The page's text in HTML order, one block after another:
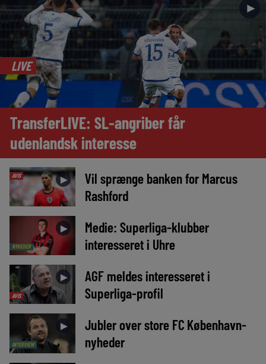
►
LIVE
TransferLIVE: SL-angriber får
udenlandsk interesse
AVIS ►
Vil sprænge banken for Marcus
Rashford
NYHEDER
►
Medie: Superliga-klubber
interesseret i Uhre
AVIS
►
AGF meldes interesseret i
Superliga-profil
INTERVIEW
►
Jubler over store FC København-
nyheder